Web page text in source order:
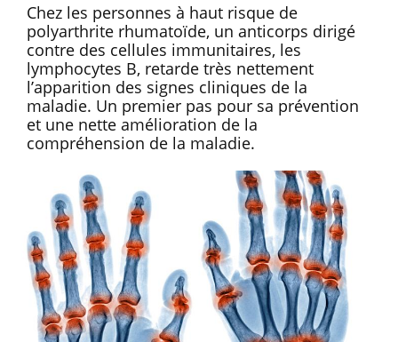
Chez les personnes à haut risque de
polyarthrite rhumatoïde, un anticorps dirigé
contre des cellules immunitaires, les
lymphocytes B, retarde très nettement
l’apparition des signes cliniques de la
maladie. Un premier pas pour sa prévention
et une nette amélioration de la
compréhension de la maladie.